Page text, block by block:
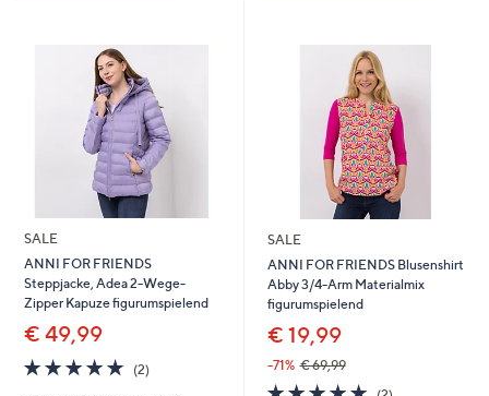
SALE
ANNI FOR FRIENDS
Steppjacke, Adea 2-Wege-
Zipper Kapuze figurumspielend
€ 49,99
5.0
von
(2)2
SALE
ANNI FOR FRIENDS Blusenshirt
Abby 3/4-Arm Materialmix
figurumspielend
€ 19,99
-71% € 69,99
5.02